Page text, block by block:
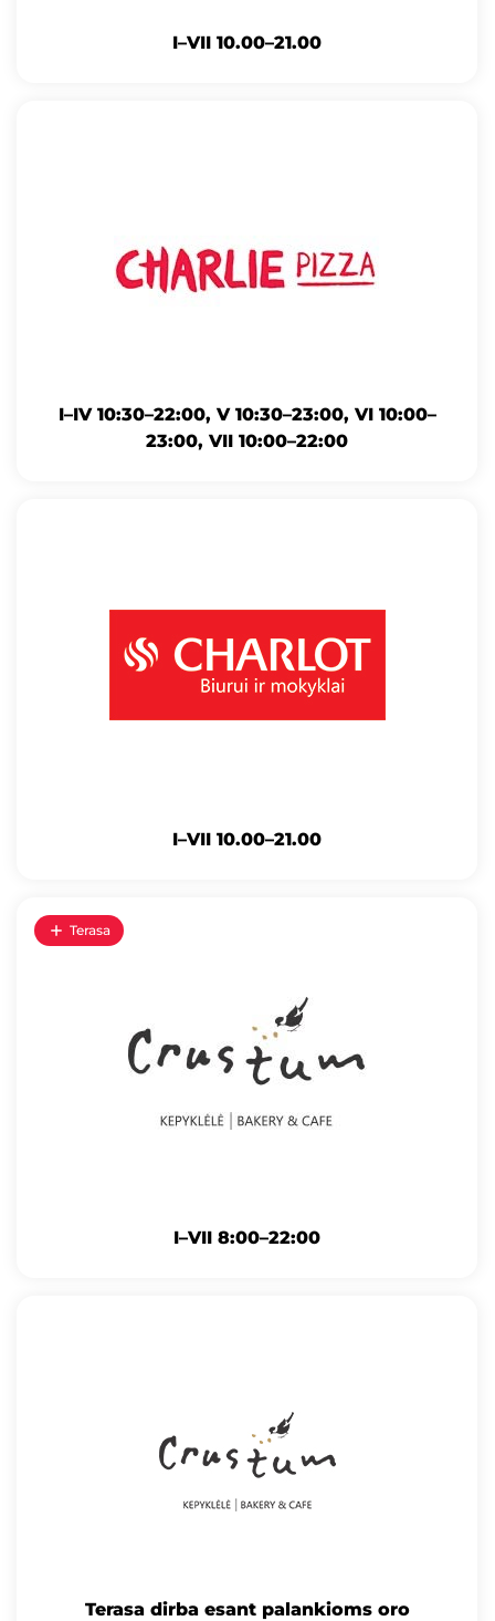
I–VII 10.00–21.00
I–IV 10:30–22:00, V 10:30–23:00, VI 10:00–
23:00, VII 10:00–22:00
I–VII 10.00–21.00
I–VII 8:00–22:00
Terasa
Terasa dirba esant palankioms oro